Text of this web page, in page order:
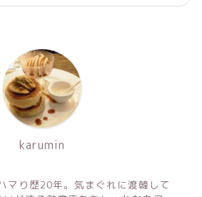
karumin
マり歴20年。気まぐれに渡韓して